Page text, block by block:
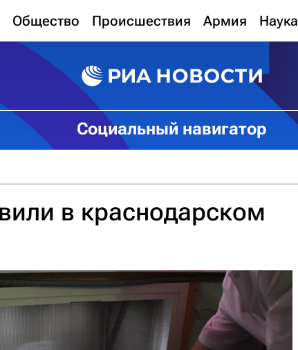
Общество Происшествия Армия Наука
Социальный навигатор
в краснодарском